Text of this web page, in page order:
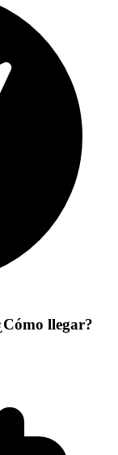
llegar?